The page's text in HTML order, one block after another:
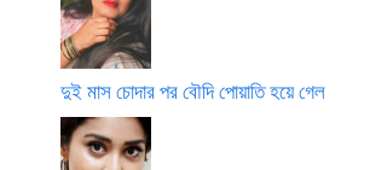
দুই মাস চোদার পর বৌদি পোয়াতি হয়ে গেল